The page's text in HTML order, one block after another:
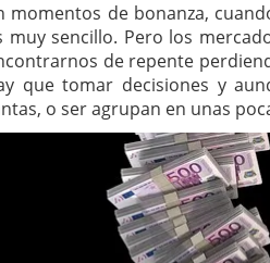
momentos de bonanza,
muy sencillo. Pero los
de repente
que tomar decisiones y
o ser agrupan en unas